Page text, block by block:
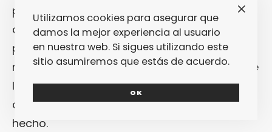
película) choca al público, obligado a
arrancarse clichés ideológicos en los que
podría haber caído mientras observa a unos
muchachos que se desmoronan cuando cae
la noche y están obligados a enfrentarse,
cara a cara, a la realidad de lo que han
hecho.
Utilizamos cookies para asegurar que
damos la mejor experiencia al usuario
en nuestra web. Si sigues utilizando este
sitio asumiremos que estás de acuerdo.
OK